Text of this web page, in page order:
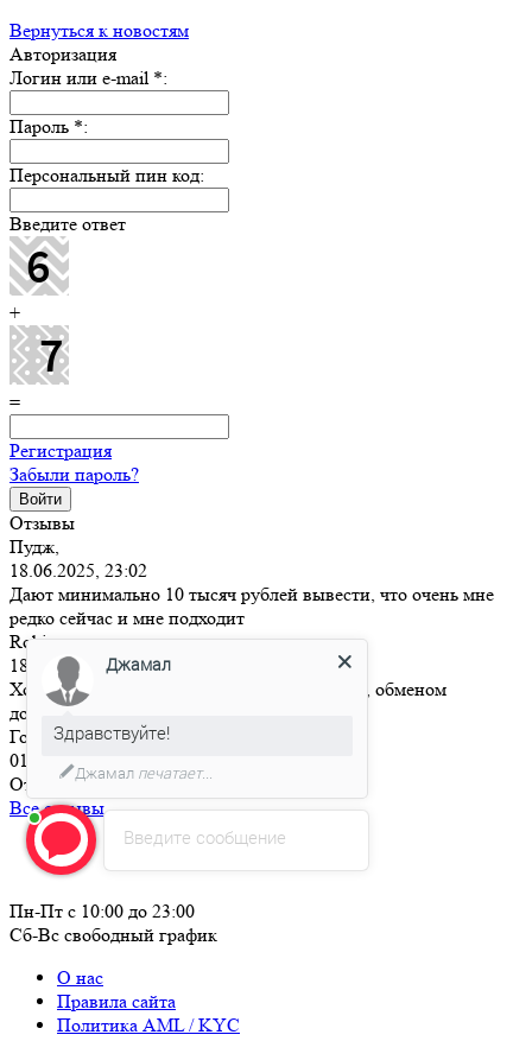
Вернуться к новостям
Авторизация
Логин или e-mail *:
Пароль *:
Персональный пин код:
Введите ответ
+
=
Регистрация
Забыли пароль?
Отзывы
Пудж,
18.06.2025, 23:02
Дают минимально 10 тысяч рублей вывести, что очень мне
редко сейчас и мне подходит
Robin,
18.06.2025, 15:41
Хорошая скорость обмена и выгодный курс, обменом
доволен!
Гость,
01.01.2024, 00:00
Отличный обменник!
Все отзывы
Пн-Пт с 10:00 до 23:00
Сб-Вс свободный график
О нас
Правила сайта
Политика AML / KYC
Введите сообщение
Джамал
Здравствуйте!
Джамал печатает...